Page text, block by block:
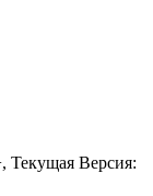
Текущая Версия: